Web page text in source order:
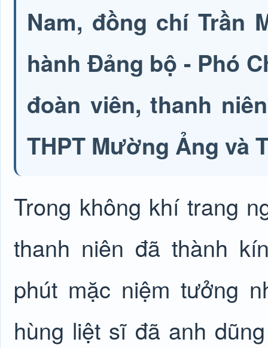
Nam, đồng chí Trần
hành Đảng bộ - Phó
đoàn viên, thanh
THPT Mường Ảng và
Trong không khí trang
thanh niên đã thành
phút mặc niệm tưởng
hùng liệt sĩ đã anh